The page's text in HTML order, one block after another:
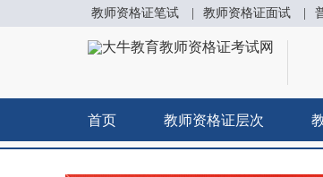
教师资格证笔试 教师资格证面试
首页 教师资格证层次